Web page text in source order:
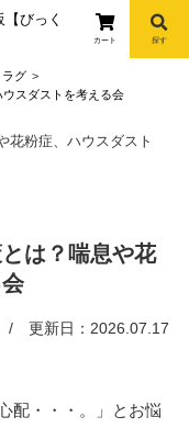
カート 探す
ラグ
スダストを考える会
は？喘息や花
更新日：2026.07.17
配・・・。」とお悩